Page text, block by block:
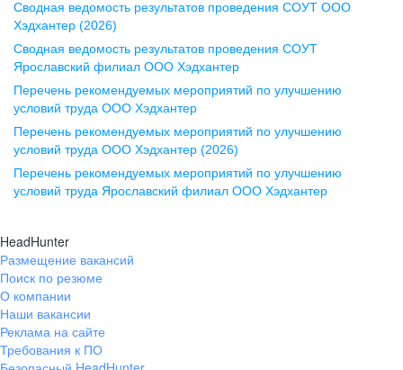
ул. Комиссаржевской, д. 10,
офис 1212
+7 473 280-05-05
pr@vrn.hh.ru
ул. Спартаковская, д. 2А, этаж 3,
помещение 15
+7 843 212-12-50
Екатеринбург
ул. Боевых Дружин, стр. 20,
+7 343 226-79-99
pr@ural.hh.ru
Сводная ведомость результатов проведения СОУТ ООО
Хэдхантер (2026)
Сводная ведомость результатов проведения СОУТ
Ярославский филиал ООО Хэдхантер
Перечень рекомендуемых мероприятий по улучшению
условий труда ООО Хэдхантер
Перечень рекомендуемых мероприятий по улучшению
условий труда ООО Хэдхантер (2026)
Перечень рекомендуемых мероприятий по улучшению
условий труда Ярославский филиал ООО Хэдхантер
HeadHunter
Размещение вакансий
Поиск по резюме
О компании
Наши вакансии
Реклама на сайте
Требования к ПО